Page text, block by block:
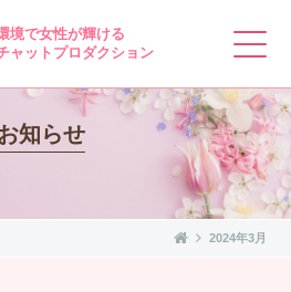
知らせ
境で女性が輝ける
ャットプロダクション
2024年3月